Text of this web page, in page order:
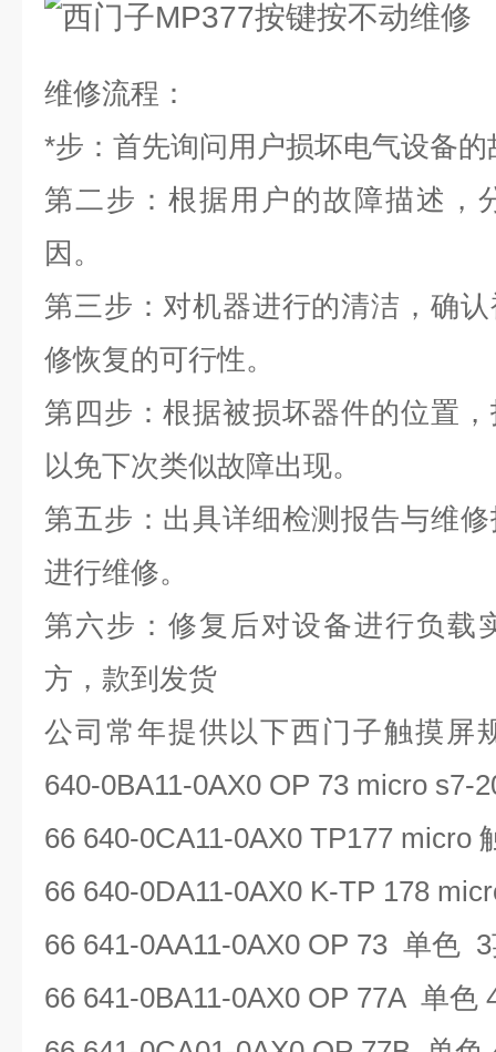
维修流程：
*步：首先询问用户损坏电气设备
第二步：根据用户的故障描述，
因。
第三步：对机器进行的清洁，确
修恢复的可行性。
第四步：根据被损坏器件的位置
以免下次类似故障出现。
第五步：出具详细检测报告与维
进行维修。
第六步：修复后对设备进行负载
方，款到发货
公司常年提供以下西门子触摸屏
640-0BA11-0AX0 OP 73 micro s7-
66 640-0CA11-0AX0 TP177 micro
66 640-0DA11-0AX0 K-TP 178
66 641-0AA11-0AX0 OP 73 单色 3
66 641-0BA11-0AX0 OP 77A 单色